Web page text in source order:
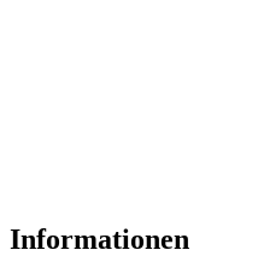
Informationen